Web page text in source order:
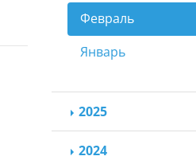
Февраль
Январь
2025
2024